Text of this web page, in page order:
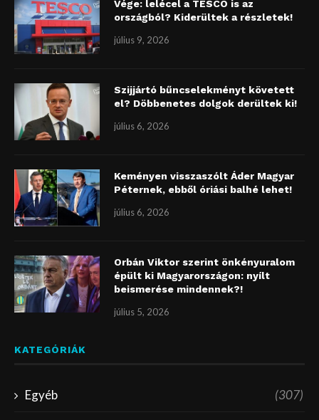
Vége: lelécel a TESCO is az
országból? Kiderültek a részletek!
július 9, 2026
Szijjártó bűncselekményt követett
el? Döbbenetes dolgok derültek ki!
július 6, 2026
Keményen visszaszólt Áder Magyar
Péternek, ebből óriási balhé lehet!
július 6, 2026
Orbán Viktor szerint önkényuralom
épült ki Magyarországon: nyílt
beismerése mindennek?!
július 5, 2026
KATEGÓRIÁK
Egyéb (307)